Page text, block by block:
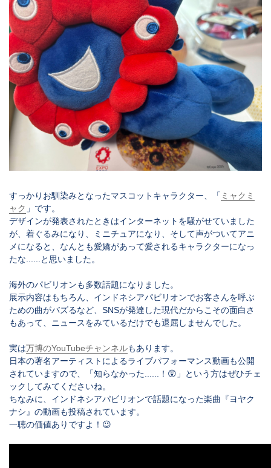
すっかりお馴染みとなったマスコットキャラクター、「 ミャクミ
ャク 」です。
デザインが発表されたときはインターネットを騒がせていました
が、着ぐるみになり、ミニチュアになり、そして声がついてアニ
メになると、なんとも愛嬌があって愛されるキャラクターになっ
たな......と思いました。
海外のパビリオンも多数話題になりました。
展示内容はもちろん、インドネシアパビリオンでお客さんを呼ぶ
ための曲がバズるなど、SNSが発達した現代だからこその面白さ
もあって、ニュースをみているだけでも退屈しませんでした。
実は万博のYouTubeチャンネルもあります。
日本の著名アーティストによるライブパフォーマンス動画も公開
されていますので、「知らなかった......！😲」という方はぜひチェ
ックしてみてくださいね。
ちなみに、インドネシアパビリオンで話題になった楽曲『ヨヤク
ナシ』の動画も投稿されています。
一聴の価値ありですよ！😉